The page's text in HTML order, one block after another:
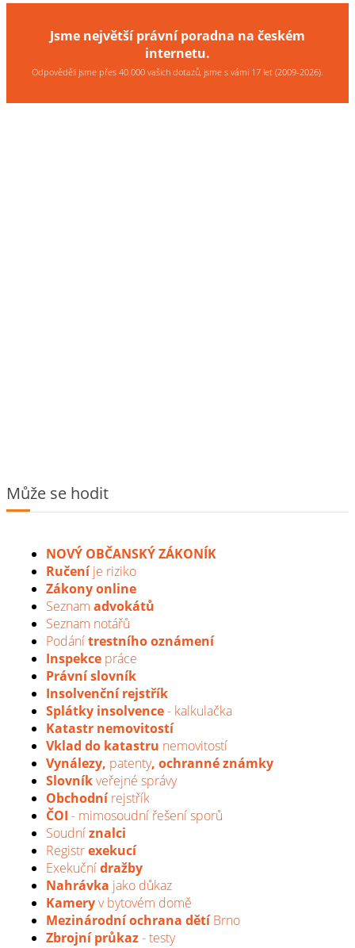
Jsme největší právní poradna na českém
internetu.
Odpověděli jsme přes 40.000 vašich dotazů, jsme s vámi 17 let (2009-2026).
Může se hodit
NOVÝ OBČANSKÝ ZÁKONÍK
Ručeníje riziko
Zákony online
Seznam advokátů
Seznam notářů
Podánítrestního oznámení
Inspekce práce
Právní slovník
Insolvenčnírejstřík
Splátky insolvence- kalkulačka
Katastr nemovitostí
Vklad do katastru nemovitostí
Vynálezy, patenty, ochranné známky
Slovníkveřejné správy
Obchodnírejstřík
ČOI - mimosoudní řešení sporů
Soudníznalci
Registrexekucí
Exekučnídražby
Nahrávka jako důkaz
Kameryv bytovém domě
Mezinárodní ochrana dětíBrno
Zbrojní průkaz- testy